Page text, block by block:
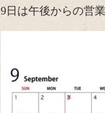
9日は午後からの営